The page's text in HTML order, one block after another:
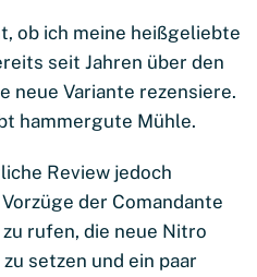
ob ich meine heißgeliebte
seit Jahren über den
neue Variante rezensiere.
hammergute Mühle.
Review jedoch
der Comandante
rufen, die neue Nitro
setzen und ein paar